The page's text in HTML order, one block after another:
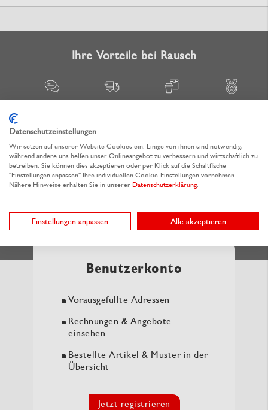
Ihre Vorteile bei Rausch
Einlagerung
Direkt
Benutzerkonto
Vorausgefüllte Adressen
Rechnungen & Angebote
einsehen
Bestellte Artikel & Muster in der
Übersicht
Jetzt registrieren
Datenschutzeinstellungen
Wir setzen auf unserer Website Cookies ein. Einige von ihnen sind notwendig,
während andere uns helfen unser Onlineangebot zu verbessern und wirtschaftlich zu
betreiben. Sie können dies akzeptieren oder per Klick auf die Schaltfläche
"Einstellungen anpassen" Ihre individuellen Cookie-Einstellungen vornehmen.
Nähere Hinweise erhalten Sie in unserer Datenschutzerklärung.
Einstellungen anpassen Alle akzeptieren